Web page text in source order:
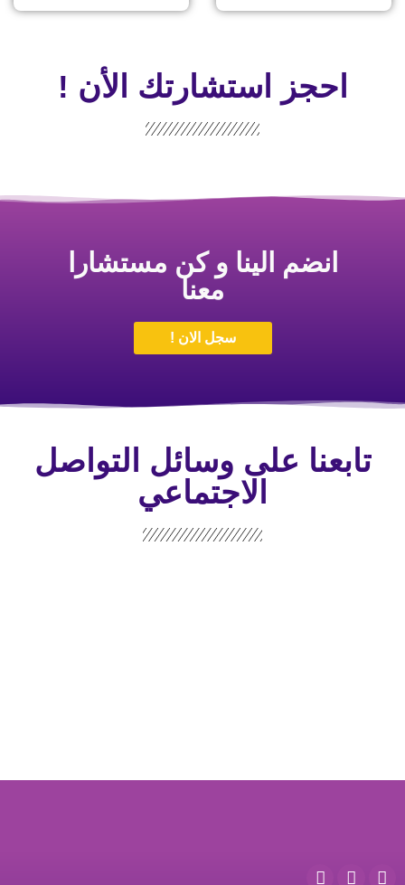
احجز استشارتك الأن !
انضم الينا و كن مستشارا
معنا
سجل الان !
تابعنا على وسائل التواصل
الاجتماعي